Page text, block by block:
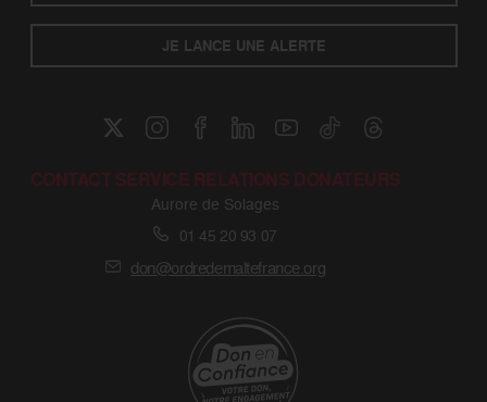
JE LANCE UNE ALERTE
CONTACT SERVICE RELATIONS DONATEURS
Aurore de Solages
01 45 20 93 07
don@ordredemaltefrance.org